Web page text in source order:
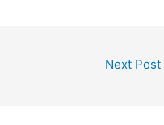
Next Post